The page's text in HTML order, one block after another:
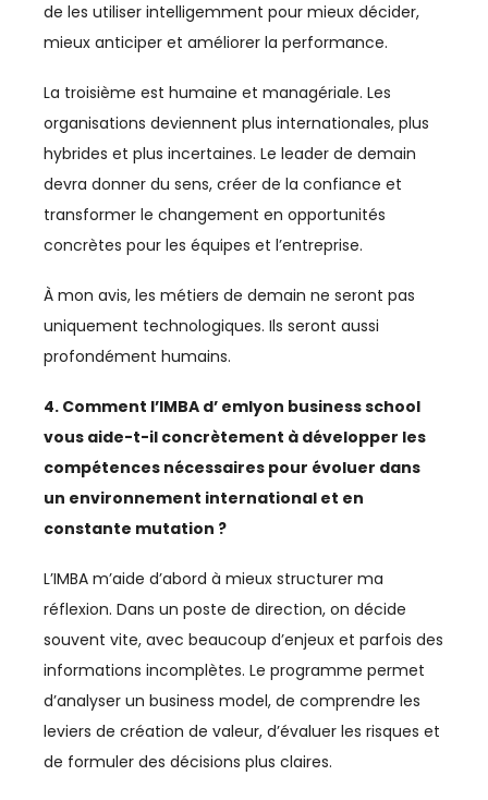
MANAGEMENT
MÉDIAS
MRE
PARTENARIAT MAROC-FRANCE
PÊCHE
PHARMA
POLITIQUE MONÉTAIRE
QUALITÉ
RÉGIONS
RSE
SANTÉ
SÉISME
SEISME
de les utiliser intelligemment pour mieux décider,
mieux anticiper et améliorer la performance.
La troisième est humaine et managériale. Les
organisations deviennent plus internationales, plus
hybrides et plus incertaines. Le leader de demain
devra donner du sens, créer de la confiance et
transformer le changement en opportunités
concrètes pour les équipes et l’entreprise.
À mon avis, les métiers de demain ne seront pas
uniquement technologiques. Ils seront aussi
profondément humains.
4. Comment l’IMBA d’ emlyon business school
vous aide-t-il concrètement à développer les
compétences nécessaires pour évoluer dans
un environnement international et en
constante mutation ?
L’IMBA m’aide d’abord à mieux structurer ma
réflexion. Dans un poste de direction, on décide
souvent vite, avec beaucoup d’enjeux et parfois des
informations incomplètes. Le programme permet
d’analyser un business model, de comprendre les
leviers de création de valeur, d’évaluer les risques et
de formuler des décisions plus claires.